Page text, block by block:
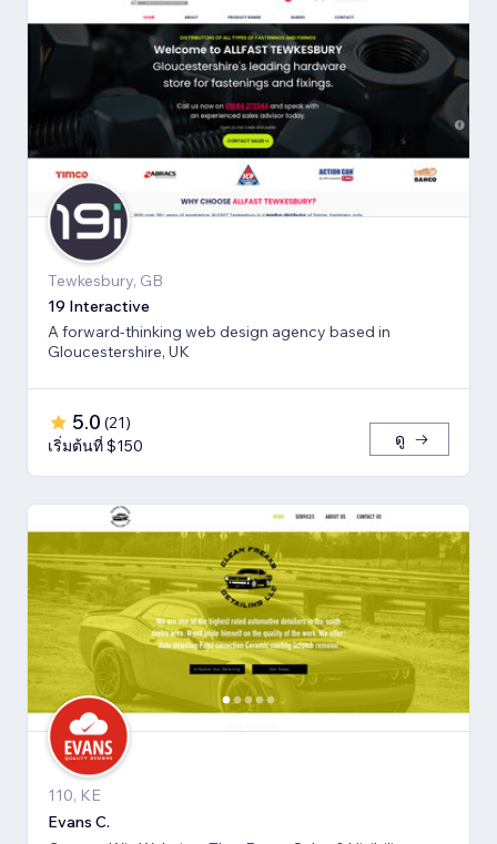
Tewkesbury, GB
19 Interactive
A forward-thinking web design agency based in
Gloucestershire, UK
5.0 (21)
เริ่มต้นที่ $150
ดู
110, KE
Evans C.